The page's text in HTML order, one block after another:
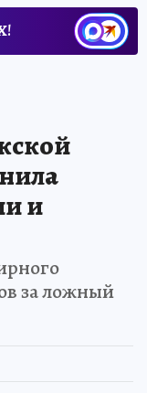
и
за ложный